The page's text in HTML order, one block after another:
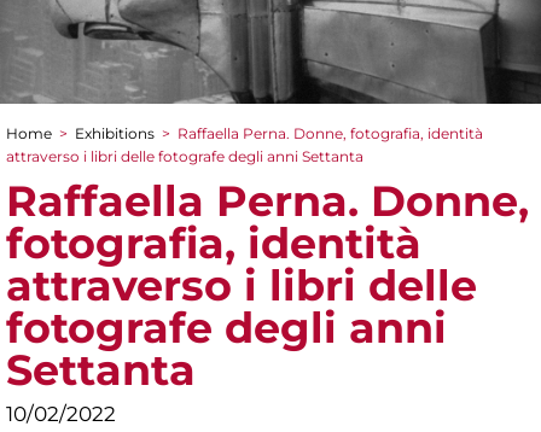
You are here
Home > Exhibitions > Raffaella Perna. Donne, fotografia, identità
attraverso i libri delle fotografe degli anni Settanta
Raffaella Perna. Donne,
fotografia, identità
attraverso i libri delle
fotografe degli anni
Settanta
10/02/2022